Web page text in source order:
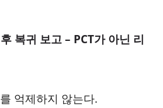
복귀 보고 – PCT가 아닌 리
억제하지 않는다.